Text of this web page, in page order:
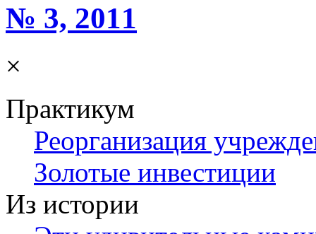
№ 3, 2011
×
Практикум
Реорганизация
Золотые инвестиции
Из истории